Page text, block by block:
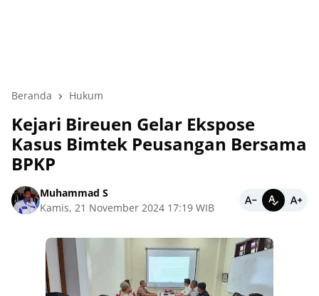
Beranda Hukum
Kejari Bireuen Gelar Ekspose
Kasus Bimtek Peusangan Bersama
BPKP
Muhammad S
Kamis, 21 November 2024 17:19 WIB